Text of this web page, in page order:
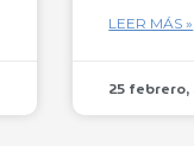
LEER MÁS »
25 febrero,